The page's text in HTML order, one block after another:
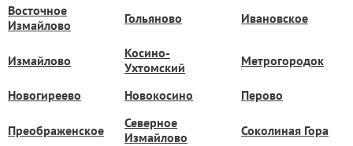
Восточное
Измайлово
Гольяново Ивановское
Измайлово
Косино-
Ухтомский
Метрогородок
Новогиреево Новокосино Перово
Преображенское
Северное
Измайлово
Соколиная Гора